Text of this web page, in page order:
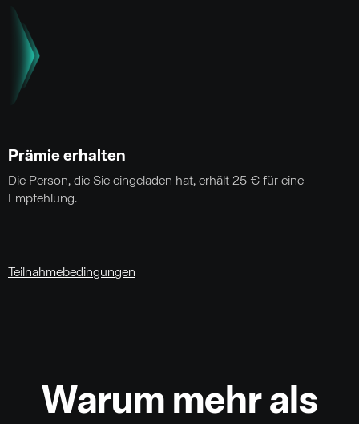
Prämie erhalten
Die Person, die Sie eingeladen hat, erhält 25 € für eine
Empfehlung.
Teilnahmebedingungen
Warum mehr als